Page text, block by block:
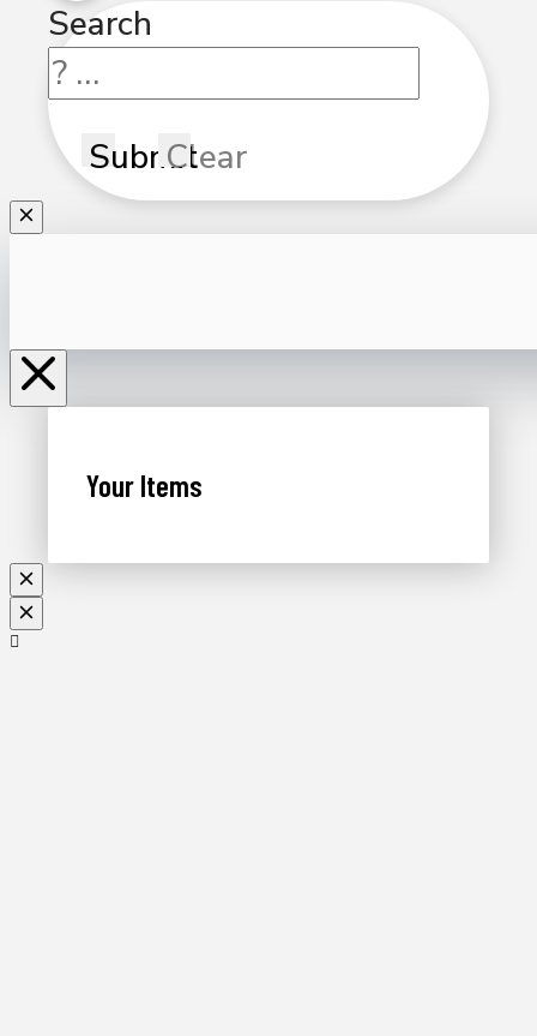
Search
SubmitClear
Your Items